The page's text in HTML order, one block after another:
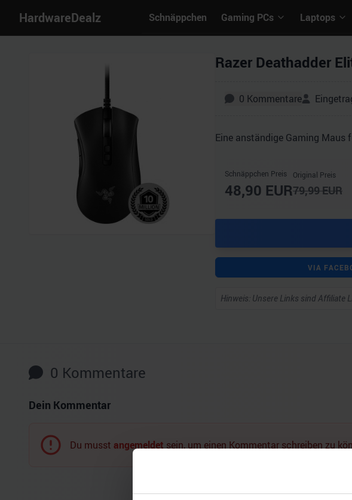
HardwareDealz Schnäppchen Gaming PCs Laptops
Razer Deathadder
0 Kommentare
Eine anständige Gaming Maus
Schnäppchen Preis
48,90 EUR
Original Preis
79,99EUR
VIA
Hinweis: Unsere Links sind Affiliate
0 Kommentare
Dein Kommentar
Du musst angemeldet sein, um einen Kommentar schreiben zu